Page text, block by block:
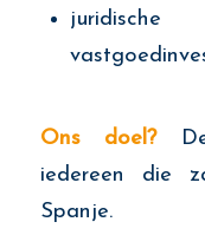
Ons doel?De
iedereen die
Spanje.